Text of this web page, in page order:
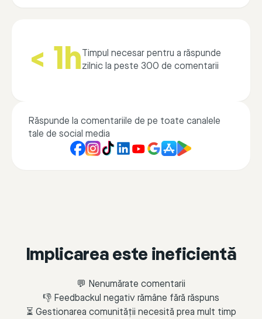
< 1hTimpul necesar pentru a răspunde
zilnic la peste 300 de comentarii
Răspunde la comentariile de pe toate canalele
tale de social media
Implicarea este ineficientă
💬 Nenumărate comentarii
👎 Feedbackul negativ rămâne fără răspuns
⏳ Gestionarea comunității necesită prea mult timp